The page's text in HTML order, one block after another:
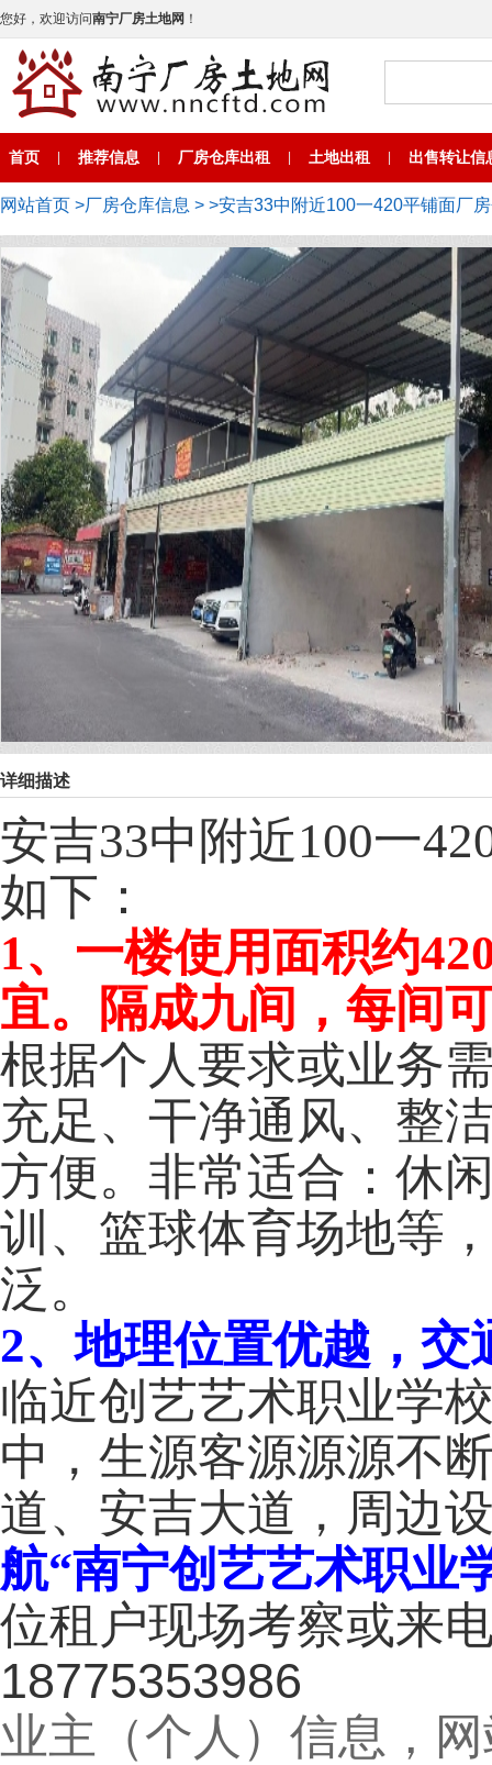
您好，欢迎访问南宁厂房土地网 ！
首页 推荐信息 厂房仓库出租 土地出租 出售转让信
网站首页 >厂房仓库信息 > >安吉33中附近100一420平铺面厂
详细描述
安吉33中附近100一
如下：
1、一楼使用面积约
宜。
隔成九间，每间
根据个人要求或业务
充足、干净通风、整
方便。 非常适合：休
训、篮球体育场地等
泛。
2、地理位置优越， 交
临近创艺艺术职业学
中，生源客源源源不
道、安吉大道，周边
航“南宁创艺艺术职业
位租户现场考察或来
18775353986
业主（个人）信息，